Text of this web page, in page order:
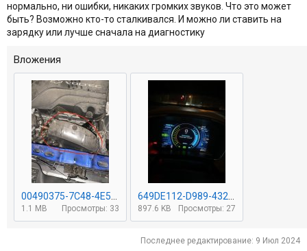
нормально, ни ошибки, никаких громких звуков. Что это может
быть? Возможно кто-то сталкивался. И можно ли ставить на
зарядку или лучше сначала на диагностику
Вложения
1.1 MB Просмотры: 33 897.6 KB Просмотры: 27
Последнее редактирование: 9 Июл 2024